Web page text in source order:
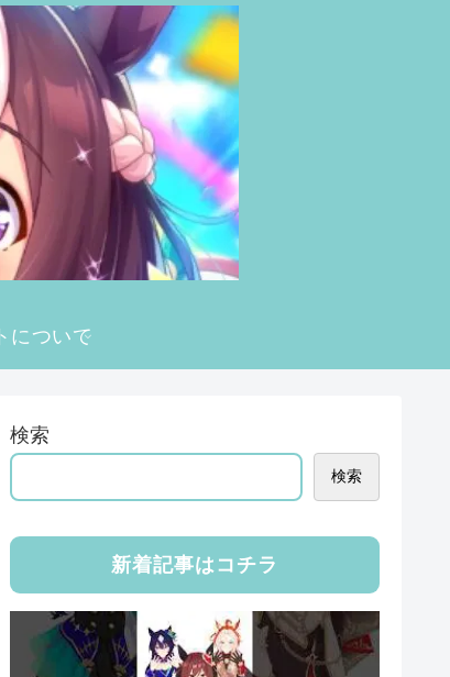
について
検索
検索
新着記事はコチラ